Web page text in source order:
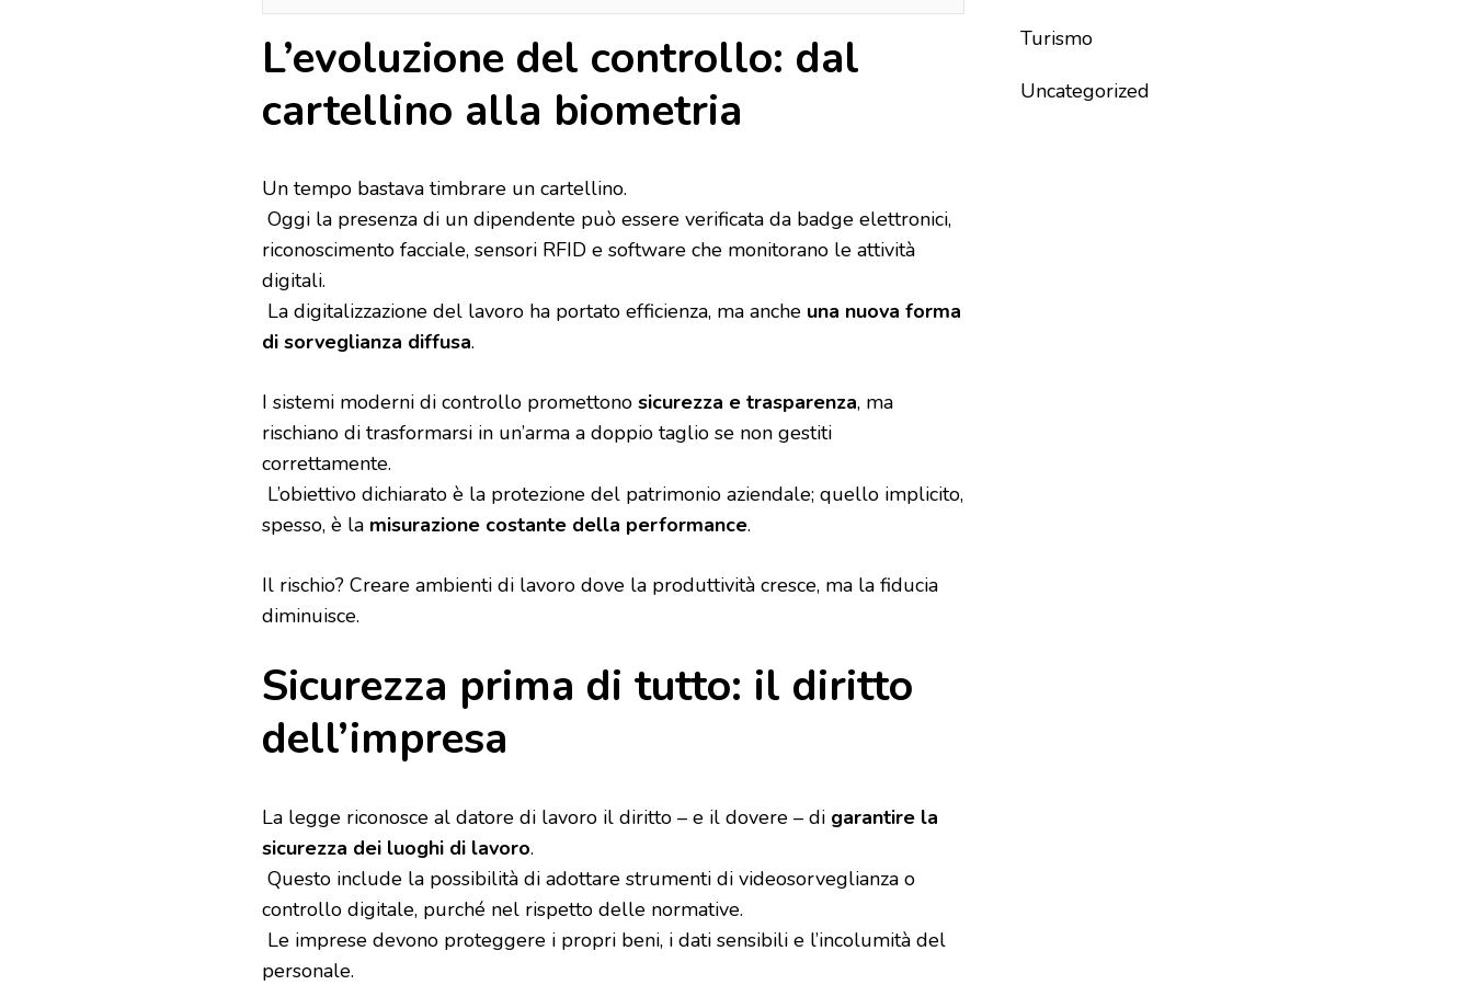
L’evoluzione del controllo: dal
cartellino alla biometria
Un tempo bastava timbrare un cartellino.
Oggi la presenza di un dipendente può essere verificata da badge elettronici,
riconoscimento facciale, sensori RFID e software che monitorano le attività
digitali.
La digitalizzazione del lavoro ha portato efficienza, ma anche una nuova forma
di sorveglianza diffusa.
I sistemi moderni di controllo promettono sicurezza e trasparenza, ma
rischiano di trasformarsi in un’arma a doppio taglio se non gestiti
correttamente.
L’obiettivo dichiarato è la protezione del patrimonio aziendale; quello implicito,
spesso, è la misurazione costante della performance.
Il rischio? Creare ambienti di lavoro dove la produttività cresce, ma la fiducia
diminuisce.
Sicurezza prima di tutto: il diritto
dell’impresa
La legge riconosce al datore di lavoro il diritto – e il dovere – di garantire la
sicurezza dei luoghi di lavoro.
Questo include la possibilità di adottare strumenti di videosorveglianza o
controllo digitale, purché nel rispetto delle normative.
Le imprese devono proteggere i propri beni, i dati sensibili e l’incolumità del
personale.
Turismo
Uncategorized